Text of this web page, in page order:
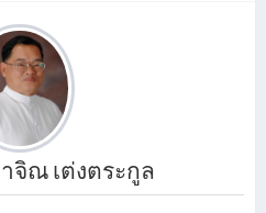
จิณ เต่งตระกูล